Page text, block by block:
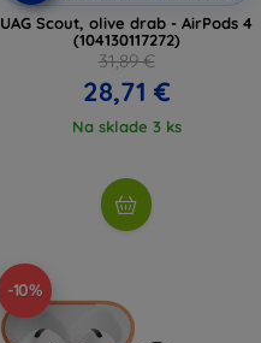
UAG Scout, olive drab - AirPods 4
(104130117272)
31,89 €
28,71 €
Na sklade 3 ks
-10%